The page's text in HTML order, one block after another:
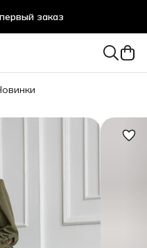
заказ